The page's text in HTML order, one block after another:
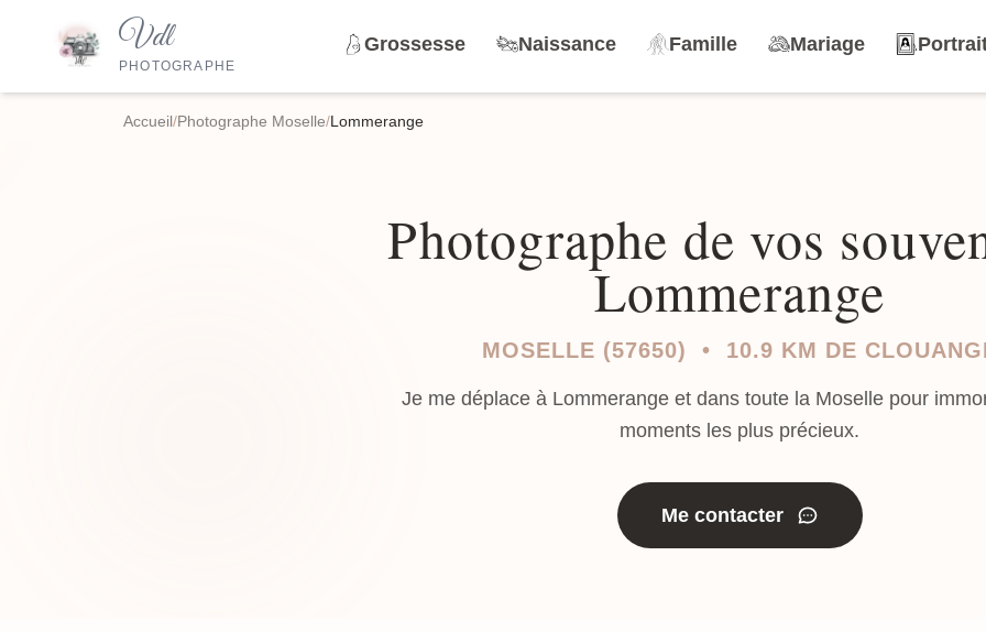
Vdl
PHOTOGRAPHE
Grossesse Naissance Famille Mariage
Accueil/Photographe Moselle/Lommerange
Photographe de vos
Lommerange
MOSELLE (57650) • 10.9 KM DE
Je me déplace à Lommerange et dans toute la Moselle pour
moments les plus précieux.
Me contacter